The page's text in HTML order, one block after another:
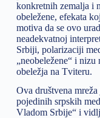
konkretnih zemalja i
obeležene, efekata
motiva da se ovo
neadekvatnoj
Srbiji, polarizaciji
„neobeležene“ i
obeležja na Tviteru.
Ova društvena
pojedinih srpskih
Vladom Srbije“ i